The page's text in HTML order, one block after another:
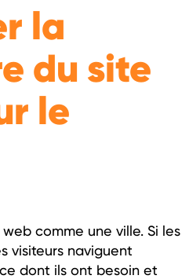
la
du site
le
comme une ville. Si les
visiteurs naviguent
dont ils ont besoin et